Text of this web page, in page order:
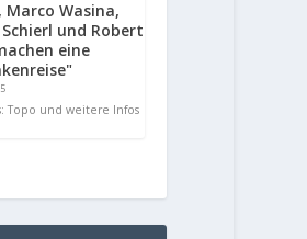
Marco Wasina,
und Robert
eine
Topo und weitere Infos